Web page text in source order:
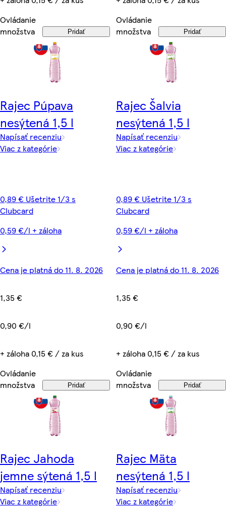
Ovládanie
množstva
Pridať
Ovládanie
množstva
Pridať
Rajec Púpava
nesýtená 1,5 l
Napísať recenziu
Viac z kategórie
0,89 € Ušetrite 1/3 s
Clubcard
0,59 €/l + záloha
Cena je platná do 11. 8. 2026
1,35 €
0,90 €/l
+ záloha 0,15 € / za kus
Ovládanie
množstva
Pridať
Rajec Šalvia
nesýtená 1,5 l
Napísať recenziu
Viac z kategórie
0,89 € Ušetrite 1/3 s
Clubcard
0,59 €/l + záloha
Cena je platná do 11. 8. 2026
1,35 €
0,90 €/l
+ záloha 0,15 € / za kus
Ovládanie
množstva
Pridať
Rajec Jahoda
jemne sýtená 1,5 l
Napísať recenziu
Viac z kategórie
Rajec Mäta
nesýtená 1,5 l
Napísať recenziu
Viac z kategórie